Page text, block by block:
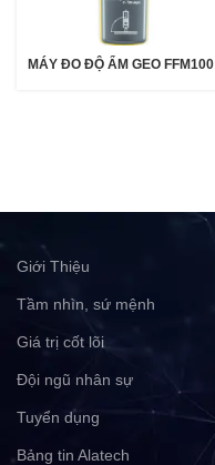
MÁY ĐO ĐỘ ẨM GEO FFM100
Giới Thiệu
Tầm nhìn, sứ mệnh
Giá trị cốt lõi
Đội ngũ nhân sự
Tuyển dụng
Bảng tin Alatech